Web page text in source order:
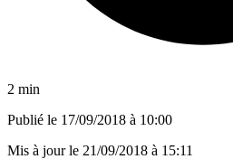
2 min
Publié le 17/09/2018 à 10:00
Mis à jour le 21/09/2018 à 15:11